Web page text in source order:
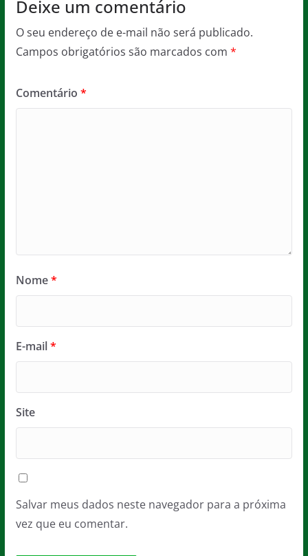
Deixe um comentário
O seu endereço de e-mail não será publicado.
Campos obrigatórios são marcados com *
Comentário *
Nome*
E-mail*
Site
Salvar meus dados neste navegador para a próxima
vez que eu comentar.